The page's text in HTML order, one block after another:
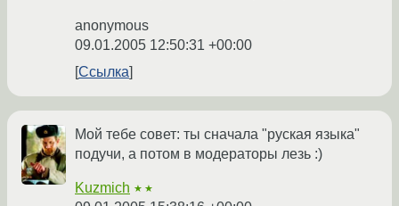
anonymous
09.01.2005 12:50:31 +00:00
Ссылка
Мой тебе совет: ты сначала "руская языка"
подучи, а потом в модераторы лезь :)
Kuzmich ★★